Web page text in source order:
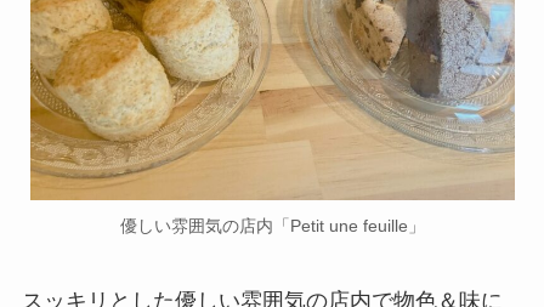
優しい雰囲気の店内「Petit une feuille」
スッキリとした優しい雰囲気の店内で物色＆味に